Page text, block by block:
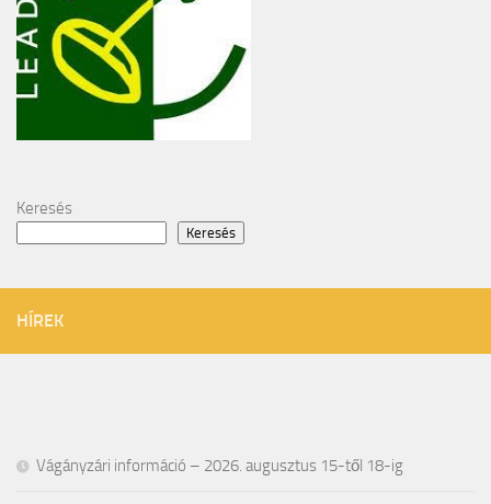
Keresés
Keresés
HÍREK
Vágányzári információ – 2026. augusztus 15-től 18-ig